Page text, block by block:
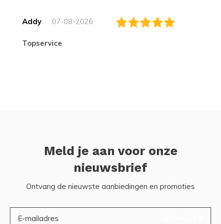
Addy 07-08-2026
topservice
Meld je aan voor onze
nieuwsbrief
Ontvang de nieuwste aanbiedingen en promoties